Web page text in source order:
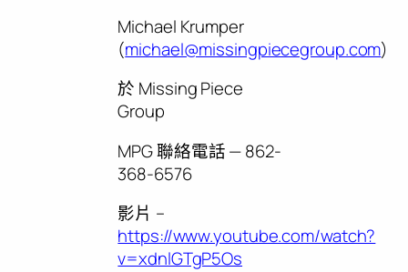
Michael Krumper
(michael@missingpiecegroup.com)
於 Missing Piece
Group
MPG 聯絡電話 — 862-
368-6576
影片 –
https://www.youtube.com/watch?
v=xdnlGTgP5Os